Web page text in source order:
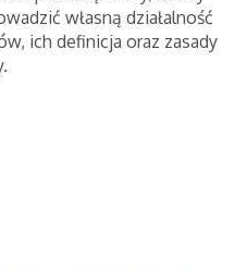
własną działalność
ich definicja oraz zasady